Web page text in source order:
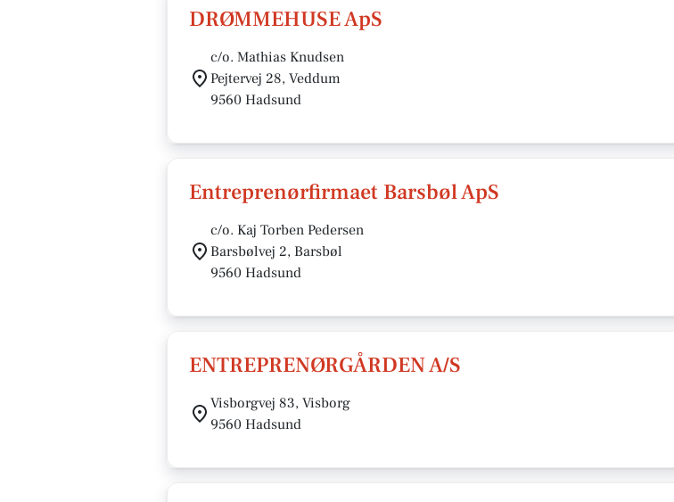
DRØMMEHUSE ApS
c/o. Mathias Knudsen
Pejtervej 28, Veddum
9560 Hadsund
Entreprenørfirmaet Barsbøl ApS
c/o. Kaj Torben Pedersen
Barsbølvej 2, Barsbøl
9560 Hadsund
ENTREPRENØRGÅRDEN A/S
Visborgvej 83, Visborg
9560 Hadsund